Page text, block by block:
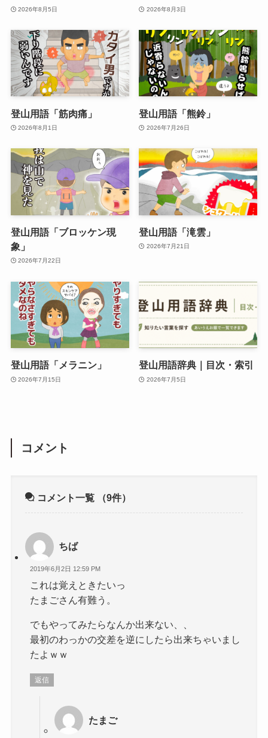
2026年8月5日 2026年8月3日
登山用語「筋肉痛」
2026年8月1日
登山用語「熊鈴」
2026年7月26日
登山用語「ブロッケン現
象」
2026年7月22日
登山用語「滝雲」
2026年7月21日
登山用語「メラニン」
2026年7月15日
登山用語辞典｜目次・索引
2026年7月5日
コメント
コメント一覧 （9件）
ちば
2019年6月2日 12:59 PM
これは覚えときたいっ
たまごさん有難う。
でもやってみたらなんか出来ない、、
最初のわっかの交差を逆にしたら出来ちゃいまし
たよｗｗ
返信
たまご